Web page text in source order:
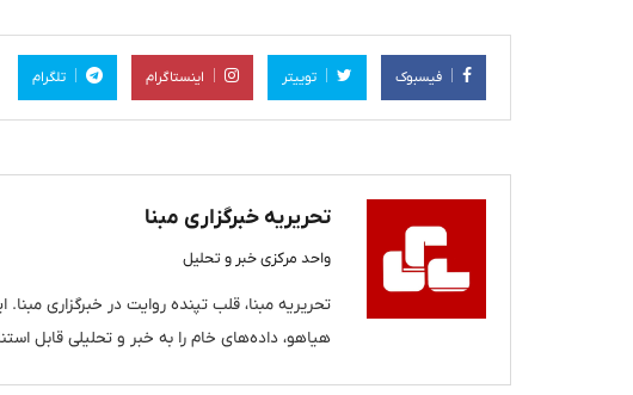
فیسبوک توییتر اینستاگرام تلگرام
تحریریه خبرگزاری مبنا
واحد مرکزی خبر و تحلیل
تحریریه مبنا، قلب تپنده روایت در خبرگزاری
هیاهو، داده‌های خام را به خبر و تحلیلی قابل